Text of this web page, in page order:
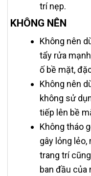
trí nẹp.
KHÔNG NÊN
Không nên
tẩy rửa
ố bề mặt,
Không nên
không sử
tiếp lên bề
Không tháo
gây lỏng
trang trí
ban đầu của